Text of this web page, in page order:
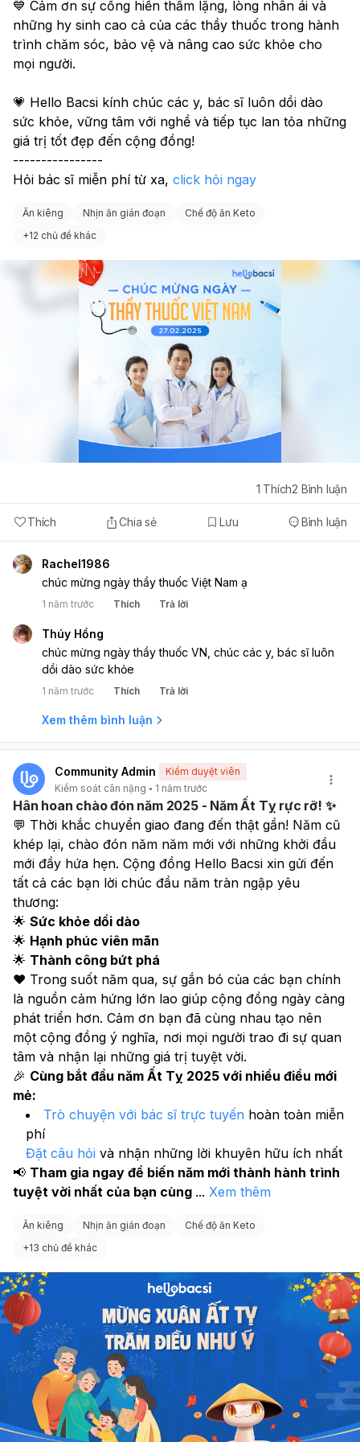
Ngủ đủ giấc (9-10 tiếng/ngày) để hỗ trợ quá trình giảm
cân và phát triển.
💙 Cảm ơn sự cống hiến thầm lặng, lòng nhân ái và
những hy sinh cao cả của các thầy thuốc trong hành
trình chăm sóc, bảo vệ và nâng cao sức khỏe cho
mọi người.
💗 Hello Bacsi kính chúc các y, bác sĩ luôn dồi dào
sức khỏe, vững tâm với nghề và tiếp tục lan tỏa những
giá trị tốt đẹp đến cộng đồng!
----------------
Hỏi bác sĩ miễn phí từ xa, click hỏi ngay
Ăn kiêng Nhịn ăn gián đoạn
Chế độ ăn Keto
+12 chủ đề khác
Thích Chia sẻ Lưu Bình luận
1 Thích2 Bình luận
Rachel1986
chúc mừng ngày thầy thuốc Việt Nam ạ
1 năm trước Thích Trả lời
Thúy Hồng
chúc mừng ngày thầy thuốc VN, chúc các y, bác sĩ luôn
dồi dào sức khỏe
1 năm trước Thích Trả lời
Xem thêm bình luận
Community Admin
Kiểm duyệt viên
Kiểm soát cân nặng
1 năm trước
Hân hoan chào đón năm 2025 - Năm Ất Tỵ rực rỡ! ✨
💬 Thời khắc chuyển giao đang đến thật gần! Năm cũ
khép lại, chào đón năm năm mới với những khởi đầu
mới đầy hứa hẹn. Cộng đồng Hello Bacsi xin gửi đến
tất cả các bạn lời chúc đầu năm tràn ngập yêu
thương:
🌟 Sức khỏe dồi dào
🌟 Hạnh phúc viên mãn
🌟 Thành công bứt phá
❤️ Trong suốt năm qua, sự gắn bó của các bạn chính
là nguồn cảm hứng lớn lao giúp cộng đồng ngày càng
phát triển hơn. Cảm ơn bạn đã cùng nhau tạo nên
một cộng đồng ý nghĩa, nơi mọi người trao đi sự quan
tâm và nhận lại những giá trị tuyệt vời.
🎉 Cùng bắt đầu năm Ất Tỵ 2025 với nhiều điều mới
mẻ:
Trò chuyện với bác sĩ trực tuyến hoàn toàn miễn
phí
Đặt câu hỏi và nhận những lời khuyên hữu ích nhất
📢 Tham gia ngay để biến năm mới thành hành trình
tuyệt vời nhất của bạn cùng ... Xem thêm
Ăn kiêng Nhịn ăn gián đoạn
Chế độ ăn Keto
+13 chủ đề khác